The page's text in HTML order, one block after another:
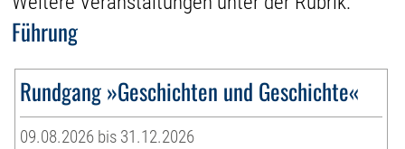
Führung
Rundgang »Geschichten und Geschichte«
09.08.2026 bis 31.12.2026